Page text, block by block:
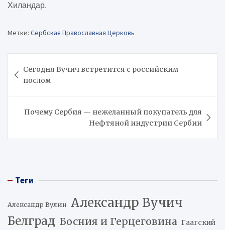
Хиландар.
Метки: Сербская Православная Церковь
по
записям
Сегодня Вучич встретится с российским
послом
Почему Сербия — нежеланный покупатель для
Нефтяной индустрии Сербии
Теги
Александр Вулин Александр Вучич
Белград Босния и Герцеговина Гаагский